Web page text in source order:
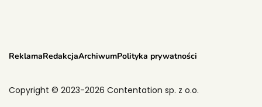
ReklamaRedakcjaArchiwumPolityka prywatności
Copyright © 2023-2026 Contentation sp. z o.o.